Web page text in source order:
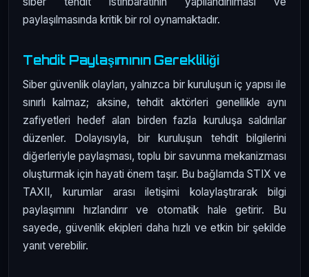
paylaşılmasında kritik bir rol oynamaktadır.
Tehdit Paylaşımının Gerekliliği
Siber güvenlik olayları, yalnızca bir kuruluşun iç yapısı ile
sınırlı kalmaz; aksine, tehdit aktörleri genellikle aynı
zafiyetleri hedef alan birden fazla kuruluşa saldırılar
düzenler. Dolayısıyla, bir kuruluşun tehdit bilgilerini
diğerleriyle paylaşması, toplu bir savunma mekanizması
oluşturmak için hayati önem taşır. Bu bağlamda STIX ve
TAXII, kurumlar arası iletişimi kolaylaştırarak bilgi
paylaşımını hızlandırır ve otomatik hale getirir. Bu
sayede, güvenlik ekipleri daha hızlı ve etkin bir şekilde
yanıt verebilir.